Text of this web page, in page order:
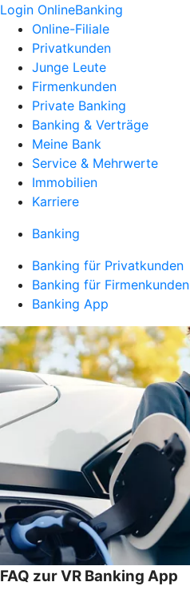
Login OnlineBanking
Online-Filiale
Privatkunden
Junge Leute
Firmenkunden
Private Banking
Banking & Verträge
Meine Bank
Service & Mehrwerte
Immobilien
Karriere
Banking
Banking für Privatkunden
Banking für Firmenkunden
Banking App
FAQ zur VR Banking App